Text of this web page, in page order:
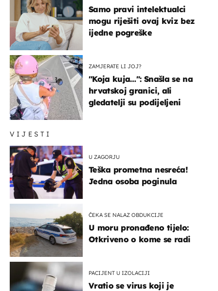
VIJESTI
U ZAGORJU
Teška prometna nesreća!
Jedna osoba poginula
ČEKA SE NALAZ OBDUKCIJE
U moru pronađeno tijelo:
Otkriveno o kome se radi
PACIJENT U IZOLACIJI
Vratio se virus koji je
Samo pravi intelektualci
mogu riješiti ovaj kviz bez
ijedne pogreške
ZAMJERATE LI JOJ?
"Koja kuja…": Snašla se na
hrvatskoj granici, ali
gledatelji su podijeljeni